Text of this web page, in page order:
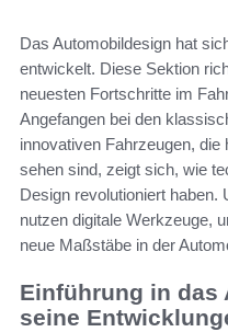
Das Automobildesign hat
entwickelt. Diese Sektion
neuesten Fortschritte im
Angefangen bei den
innovativen Fahrzeugen,
sehen sind, zeigt sich, wie
Design revolutioniert haben.
nutzen digitale Werkzeuge,
neue Maßstäbe in der
Einführung in das
seine